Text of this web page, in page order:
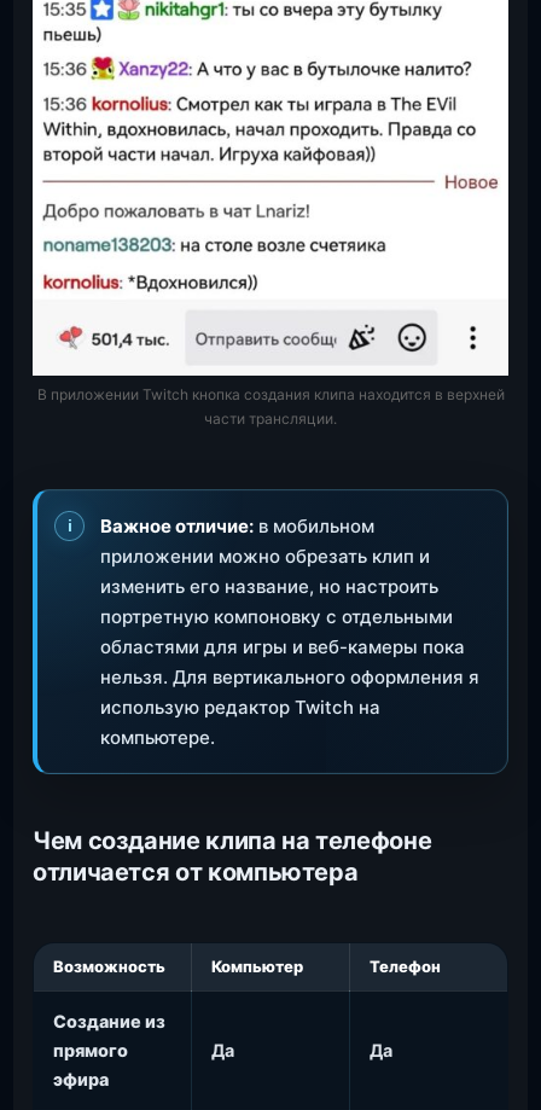
В приложении Twitch кнопка создания клипа находится в верхней
части трансляции.
Важное отличие: в мобильном
приложении можно обрезать клип и
изменить его название, но настроить
портретную компоновку с отдельными
областями для игры и веб-камеры пока
нельзя. Для вертикального оформления я
использую редактор Twitch на
компьютере.
Чем создание клипа на телефоне
отличается от компьютера
Возможность Компьютер Телефон
Создание из
прямого
эфира
Да Да